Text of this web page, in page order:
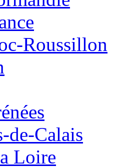
Roussillon
de-Calais
Loire